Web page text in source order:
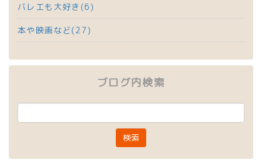
バレエも大好き(6)
本や映画など(27)
ブログ内検索